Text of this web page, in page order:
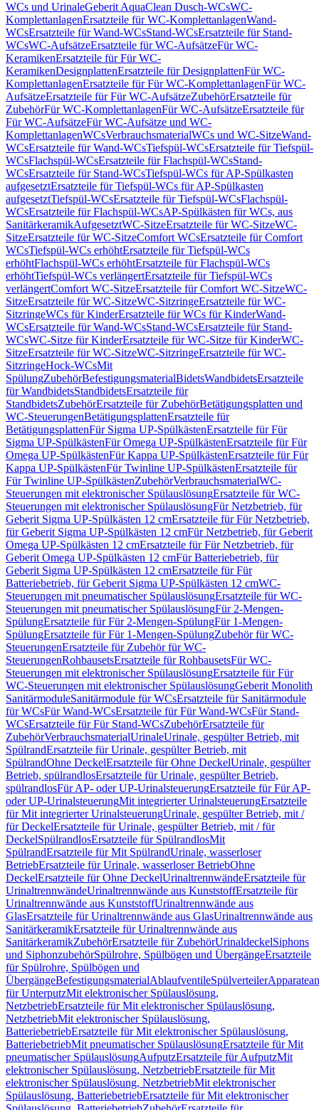
WCs und UrinaleGeberit AquaClean Dusch-WCsWC-
KomplettanlagenErsatzteile für WC-KomplettanlagenWand-
WCsErsatzteile für Wand-WCsStand-WCsErsatzteile für Stand-
WCsWC-AufsätzeErsatzteile für WC-AufsätzeFür WC-
KeramikenErsatzteile für Für WC-
KeramikenDesignplattenErsatzteile für DesignplattenFür WC-
KomplettanlagenErsatzteile für Für WC-KomplettanlagenFür WC-
AufsätzeErsatzteile für Für WC-AufsätzeZubehörErsatzteile für
ZubehörFür WC-KomplettanlagenFür WC-AufsätzeErsatzteile für
Für WC-AufsätzeFür WC-Aufsätze und WC-
KomplettanlagenWCsVerbrauchsmaterialWCs und WC-SitzeWand-
WCsErsatzteile für Wand-WCsTiefspül-WCsErsatzteile für Tiefspül-
WCsFlachspül-WCsErsatzteile für Flachspül-WCsStand-
WCsErsatzteile für Stand-WCsTiefspül-WCs für AP-Spülkasten
aufgesetztErsatzteile für Tiefspül-WCs für AP-Spülkasten
aufgesetztTiefspül-WCsErsatzteile für Tiefspül-WCsFlachspül-
WCsErsatzteile für Flachspül-WCsAP-Spülkästen für WCs, aus
SanitärkeramikAufgesetztWC-SitzeErsatzteile für WC-SitzeWC-
SitzeErsatzteile für WC-SitzeComfort WCsErsatzteile für Comfort
WCsTiefspül-WCs erhöhtErsatzteile für Tiefspül-WCs
erhöhtFlachspül-WCs erhöhtErsatzteile für Flachspül-WCs
erhöhtTiefspül-WCs verlängertErsatzteile für Tiefspül-WCs
verlängertComfort WC-SitzeErsatzteile für Comfort WC-SitzeWC-
SitzeErsatzteile für WC-SitzeWC-SitzringeErsatzteile für WC-
SitzringeWCs für KinderErsatzteile für WCs für KinderWand-
WCsErsatzteile für Wand-WCsStand-WCsErsatzteile für Stand-
WCsWC-Sitze für KinderErsatzteile für WC-Sitze für KinderWC-
SitzeErsatzteile für WC-SitzeWC-SitzringeErsatzteile für WC-
SitzringeHock-WCsMit
SpülungZubehörBefestigungsmaterialBidetsWandbidetsErsatzteile
für WandbidetsStandbidetsErsatzteile für
StandbidetsZubehörErsatzteile für ZubehörBetätigungsplatten und
WC-SteuerungenBetätigungsplattenErsatzteile für
BetätigungsplattenFür Sigma UP-SpülkästenErsatzteile für Für
Sigma UP-SpülkästenFür Omega UP-SpülkästenErsatzteile für Für
Omega UP-SpülkästenFür Kappa UP-SpülkästenErsatzteile für Für
Kappa UP-SpülkästenFür Twinline UP-SpülkästenErsatzteile für
Für Twinline UP-SpülkästenZubehörVerbrauchsmaterialWC-
Steuerungen mit elektronischer SpülauslösungErsatzteile für WC-
Steuerungen mit elektronischer SpülauslösungFür Netzbetrieb, für
Geberit Sigma UP-Spülkästen 12 cmErsatzteile für Für Netzbetrieb,
für Geberit Sigma UP-Spülkästen 12 cmFür Netzbetrieb, für Geberit
Omega UP-Spülkästen 12 cmErsatzteile für Für Netzbetrieb, für
Geberit Omega UP-Spülkästen 12 cmFür Batteriebetrieb, für
Geberit Sigma UP-Spülkästen 12 cmErsatzteile für Für
Batteriebetrieb, für Geberit Sigma UP-Spülkästen 12 cmWC-
Steuerungen mit pneumatischer SpülauslösungErsatzteile für WC-
Steuerungen mit pneumatischer SpülauslösungFür 2-Mengen-
SpülungErsatzteile für Für 2-Mengen-SpülungFür 1-Mengen-
SpülungErsatzteile für Für 1-Mengen-SpülungZubehör für WC-
SteuerungenErsatzteile für Zubehör für WC-
SteuerungenRohbausetsErsatzteile für RohbausetsFür WC-
Steuerungen mit elektronischer SpülauslösungErsatzteile für Für
WC-Steuerungen mit elektronischer SpülauslösungGeberit Monolith
SanitärmoduleSanitärmodule für WCsErsatzteile für Sanitärmodule
für WCsFür Wand-WCsErsatzteile für Für Wand-WCsFür Stand-
WCsErsatzteile für Für Stand-WCsZubehörErsatzteile für
ZubehörVerbrauchsmaterialUrinaleUrinale, gespülter Betrieb, mit
SpülrandErsatzteile für Urinale, gespülter Betrieb, mit
SpülrandOhne DeckelErsatzteile für Ohne DeckelUrinale, gespülter
Betrieb, spülrandlosErsatzteile für Urinale, gespülter Betrieb,
spülrandlosFür AP- oder UP-UrinalsteuerungErsatzteile für Für AP-
oder UP-UrinalsteuerungMit integrierter UrinalsteuerungErsatzteile
für Mit integrierter UrinalsteuerungUrinale, gespülter Betrieb, mit /
für DeckelErsatzteile für Urinale, gespülter Betrieb, mit / für
DeckelSpülrandlosErsatzteile für SpülrandlosMit
SpülrandErsatzteile für Mit SpülrandUrinale, wasserloser
BetriebErsatzteile für Urinale, wasserloser BetriebOhne
DeckelErsatzteile für Ohne DeckelUrinaltrennwändeErsatzteile für
UrinaltrennwändeUrinaltrennwände aus KunststoffErsatzteile für
Urinaltrennwände aus KunststoffUrinaltrennwände aus
GlasErsatzteile für Urinaltrennwände aus GlasUrinaltrennwände aus
SanitärkeramikErsatzteile für Urinaltrennwände aus
SanitärkeramikZubehörErsatzteile für ZubehörUrinaldeckelSiphons
und SiphonzubehörSpülrohre, Spülbögen und ÜbergängeErsatzteile
für Spülrohre, Spülbögen und
ÜbergängeBefestigungsmaterialAblaufventileSpülverteiler
für UnterputzMit elektronischer Spülauslösung,
NetzbetriebErsatzteile für Mit elektronischer Spülauslösung,
NetzbetriebMit elektronischer Spülauslösung,
BatteriebetriebErsatzteile für Mit elektronischer Spülauslösung,
BatteriebetriebMit pneumatischer SpülauslösungErsatzteile für Mit
pneumatischer SpülauslösungAufputzErsatzteile für AufputzMit
elektronischer Spülauslösung, NetzbetriebErsatzteile für Mit
elektronischer Spülauslösung, NetzbetriebMit elektronischer
Spülauslösung, BatteriebetriebErsatzteile für Mit elektronischer